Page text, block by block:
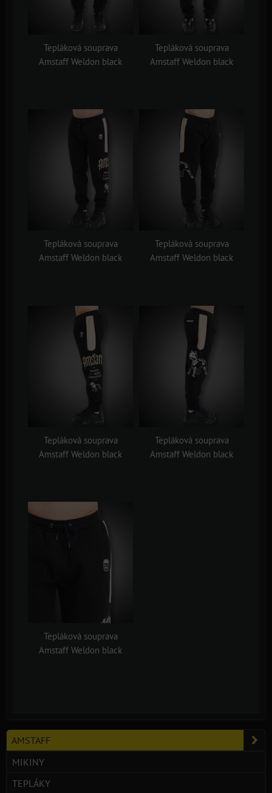
Tepláková souprava
Amstaff Weldon black
Tepláková souprava
Amstaff Weldon black
Tepláková souprava
Amstaff Weldon black
Tepláková souprava
Amstaff Weldon black
Tepláková souprava
Amstaff Weldon black
Tepláková souprava
Amstaff Weldon black
Tepláková souprava
Amstaff Weldon black
AMSTAFF
MIKINY
TEPLÁKY